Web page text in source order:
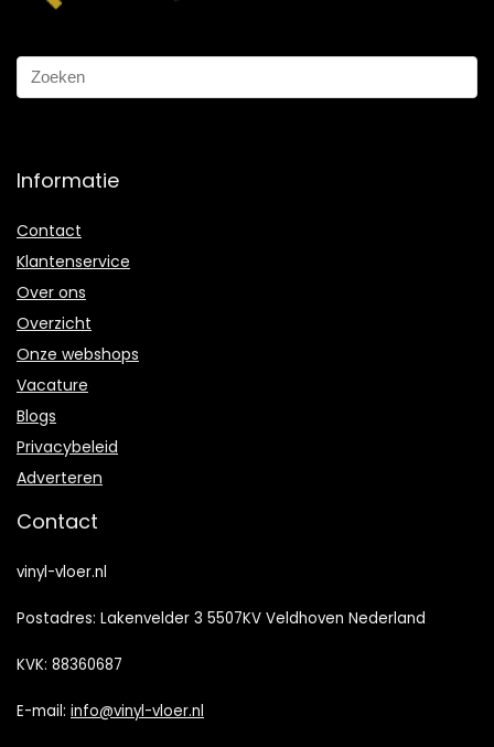
Informatie
Contact
Klantenservice
Over ons
Overzicht
Onze webshops
Vacature
Blogs
Privacybeleid
Adverteren
Contact
vinyl-vloer.nl
Postadres: Lakenvelder 3 5507KV Veldhoven Nederland
KVK: 88360687
E-mail: info@vinyl-vloer.nl